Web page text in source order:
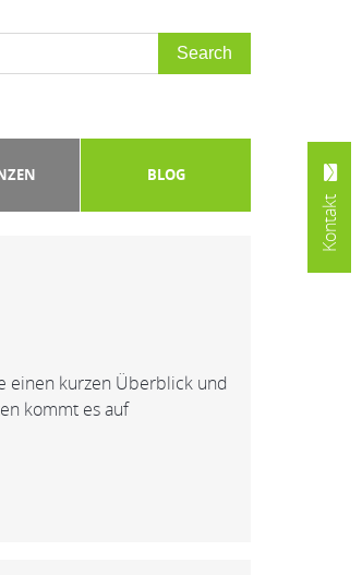
BLOG
einen kurzen Überblick und
kommt es auf
Kontakt